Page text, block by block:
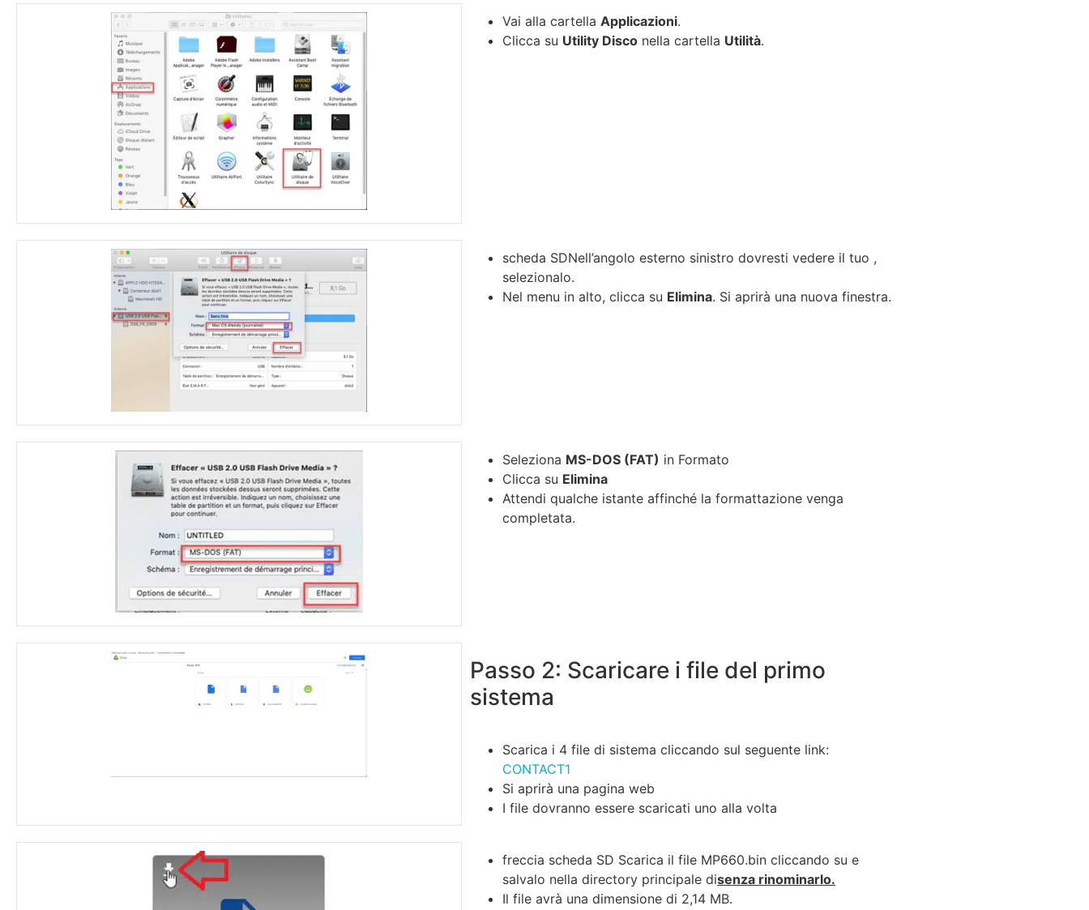
Vai alla cartella Applicazioni.
Clicca su Utility Disco nella cartella Utilità.
scheda SDNell’angolo esterno sinistro dovresti vedere il tuo ,
selezionalo.
Nel menu in alto, clicca su Elimina. Si aprirà una nuova finestra.
Seleziona MS-DOS (FAT) in Formato
Clicca su Elimina
Attendi qualche istante affinché la formattazione venga
completata.
Passo 2: Scaricare i file del primo
sistema
Scarica i 4 file di sistema cliccando sul seguente link:
CONTACT1
Si aprirà una pagina web
I file dovranno essere scaricati uno alla volta
freccia scheda SD Scarica il file MP660.bin cliccando su e
salvalo nella directory principale disenza rinominarlo.
Il file avrà una dimensione di 2,14 MB.